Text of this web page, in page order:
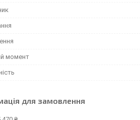
момент
для замовлення